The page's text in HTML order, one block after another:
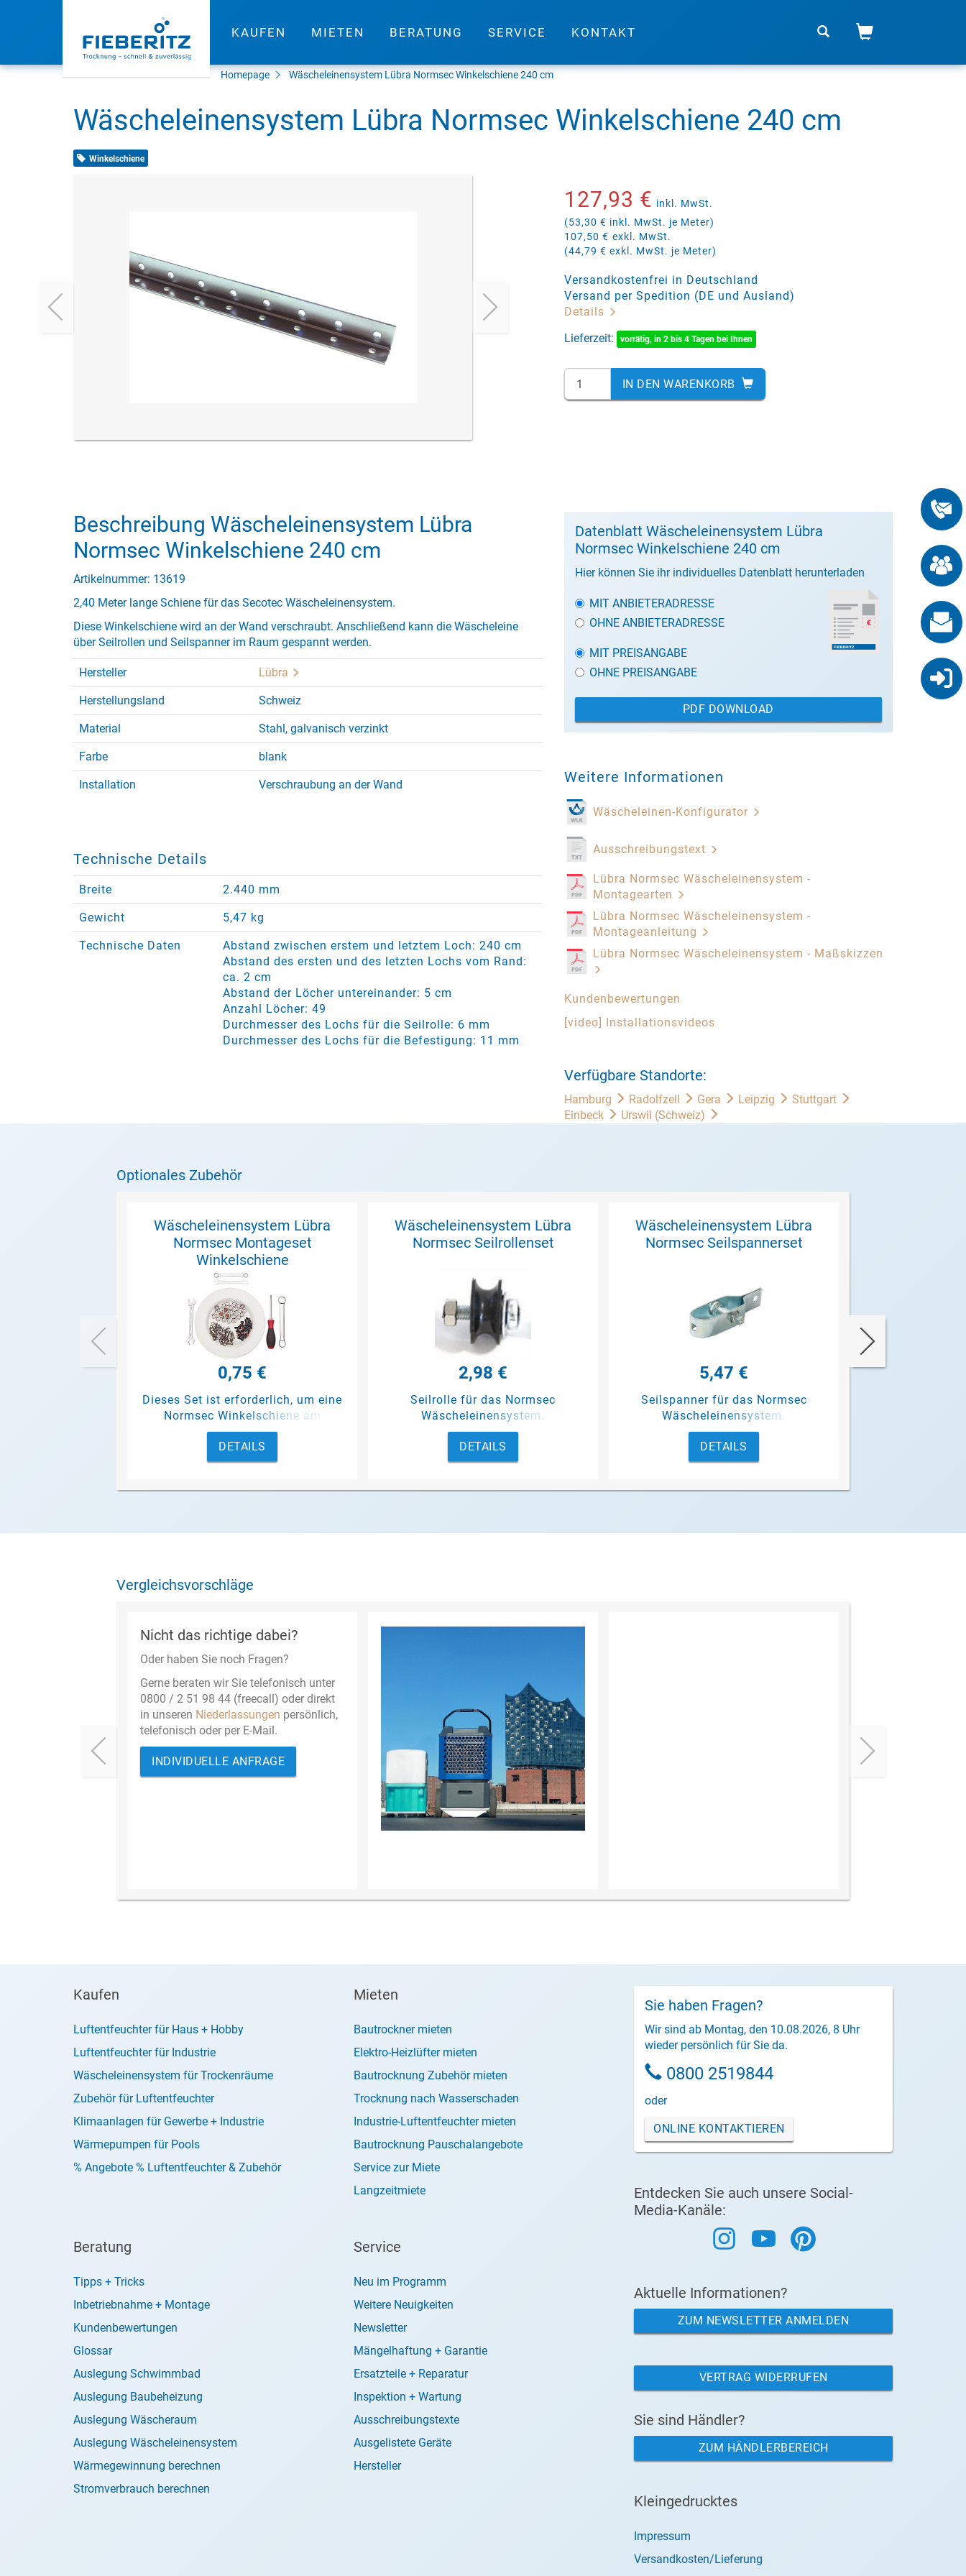
KAUFEN MIETEN BERATUNG SERVICE KONTAKT
Homepage Wäscheleinensystem Lübra Normsec Winkelschiene 240 cm
Wäscheleinensystem Lübra Normsec Winkelschiene 240 cm
Winkelschiene
127,93 € inkl. MwSt.
(53,30 € inkl. MwSt. je Meter)
107,50 € exkl. MwSt.
(44,79 € exkl. MwSt. je Meter)
Versandkostenfrei in Deutschland
Versand per Spedition (DE und Ausland)
Details
Lieferzeit:
vorrätig, in 2 bis 4 Tagen bei Ihnen
IN DEN WARENKORB
Beschreibung Wäscheleinensystem Lübra
Normsec Winkelschiene 240 cm
Artikelnummer: 13619
2,40 Meter lange Schiene für das Secotec Wäscheleinensystem.
Diese Winkelschiene wird an der Wand verschraubt. Anschließend kann die Wäscheleine
über Seilrollen und Seilspanner im Raum gespannt werden.
Hersteller Lübra
Herstellungsland Schweiz
Material Stahl, galvanisch verzinkt
Farbe blank
Installation Verschraubung an der Wand
Technische Details
Breite 2.440 mm
Gewicht 5,47 kg
Technische Daten
Abstand zwischen erstem und letztem Loch: 240 cm
Abstand des ersten und des letzten Lochs vom Rand:
ca. 2 cm
Abstand der Löcher untereinander: 5 cm
Anzahl Löcher: 49
Durchmesser des Lochs für die Seilrolle: 6 mm
Durchmesser des Lochs für die Befestigung: 11 mm
Datenblatt Wäscheleinensystem Lübra
Normsec Winkelschiene 240 cm
Hier können Sie ihr individuelles Datenblatt herunterladen
MIT ANBIETERADRESSE
OHNE ANBIETERADRESSE
MIT PREISANGABE
OHNE PREISANGABE
PDF DOWNLOAD
Weitere Informationen
Wäscheleinen-Konfigurator
Ausschreibungstext
Lübra Normsec Wäscheleinensystem -
Montagearten
Lübra Normsec Wäscheleinensystem -
Montageanleitung
Lübra Normsec Wäscheleinensystem - Maßskizzen
Kundenbewertungen
[video] Installationsvideos
Verfügbare Standorte:
Hamburg Radolfzell Gera Leipzig
Stuttgart
Einbeck
Urswil (Schweiz)
Optionales Zubehör
Wäscheleinensystem Lübra
Normsec Montageset
Winkelschiene
0,75 €
Dieses Set ist erforderlich, um eine
Normsec Winkelschiene am
Gebäude zu befestigen.
DETAILS
Wäscheleinensystem Lübra
Normsec Seilrollenset
2,98 €
Seilrolle für das Normsec
Wäscheleinensystem.
DETAILS
Wäscheleinensystem Lübra
Normsec Seilspannerset
5,47 €
Seilspanner für das Normsec
Wäscheleinensystem.
DETAILS
Vergleichsvorschläge
Nicht das richtige dabei?
Oder haben Sie noch Fragen?
Gerne beraten wir Sie telefonisch unter
0800 / 2 51 98 44 (freecall) oder direkt
in unseren Niederlassungen persönlich,
telefonisch oder per E-Mail.
INDIVIDUELLE ANFRAGE
Kaufen
Luftentfeuchter für Haus + Hobby
Luftentfeuchter für Industrie
Wäscheleinensystem für Trockenräume
Zubehör für Luftentfeuchter
Klimaanlagen für Gewerbe + Industrie
Wärmepumpen für Pools
% Angebote % Luftentfeuchter & Zubehör
Mieten
Bautrockner mieten
Elektro-Heizlüfter mieten
Bautrocknung Zubehör mieten
Trocknung nach Wasserschaden
Industrie-Luftentfeuchter mieten
Bautrocknung Pauschalangebote
Service zur Miete
Langzeitmiete
Beratung
Tipps + Tricks
Inbetriebnahme + Montage
Kundenbewertungen
Glossar
Auslegung Schwimmbad
Auslegung Baubeheizung
Auslegung Wäscheraum
Auslegung Wäscheleinensystem
Wärmegewinnung berechnen
Stromverbrauch berechnen
Service
Neu im Programm
Weitere Neuigkeiten
Newsletter
Mängelhaftung + Garantie
Ersatzteile + Reparatur
Inspektion + Wartung
Ausschreibungstexte
Ausgelistete Geräte
Hersteller
Sie haben Fragen?
Wir sind ab Montag, den 10.08.2026, 8 Uhr
wieder persönlich für Sie da.
0800 2519844
oder
ONLINE KONTAKTIEREN
Entdecken Sie auch unsere Social-
Media-Kanäle:
Aktuelle Informationen?
ZUM NEWSLETTER ANMELDEN
VERTRAG WIDERRUFEN
Sie sind Händler?
ZUM HÄNDLERBEREICH
Kleingedrucktes
Impressum
Versandkosten/Lieferung